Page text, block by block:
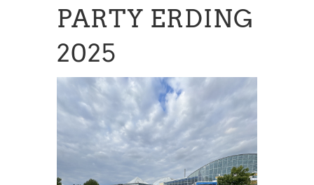
PARTY ERDING
2025